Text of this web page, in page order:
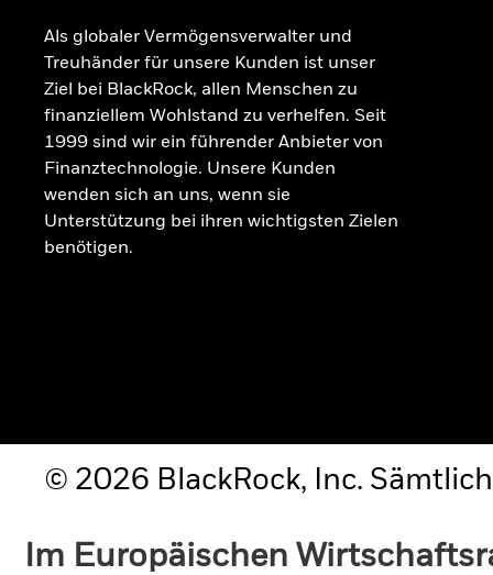
Als globaler Vermögensverwalter und
Treuhänder für unsere Kunden ist unser
Ziel bei BlackRock, allen Menschen zu
finanziellem Wohlstand zu verhelfen. Seit
1999 sind wir ein führender Anbieter von
Finanztechnologie. Unsere Kunden
wenden sich an uns, wenn sie
Unterstützung bei ihren wichtigsten Zielen
benötigen.
© 2026 BlackRock, Inc.
Im Europäischen